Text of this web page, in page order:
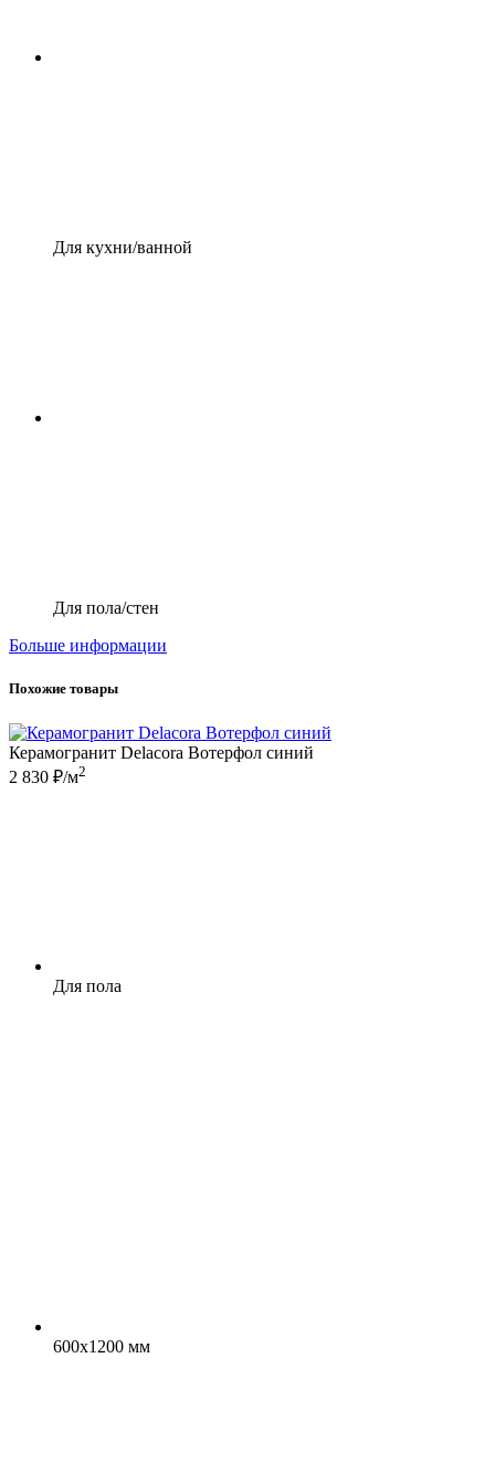
Для кухни/ванной
Для пола/стен
Больше информации
Похожие товары
Керамогранит Delacora Вотерфол синий
2 830 ₽/м2
Для пола
600x1200 мм